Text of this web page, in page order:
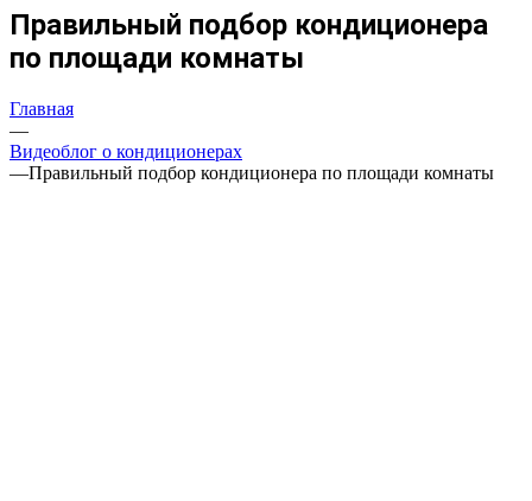
Правильный подбор кондиционера
по площади комнаты
Главная
—
Видеоблог о кондиционерах
—Правильный подбор кондиционера по площади комнаты